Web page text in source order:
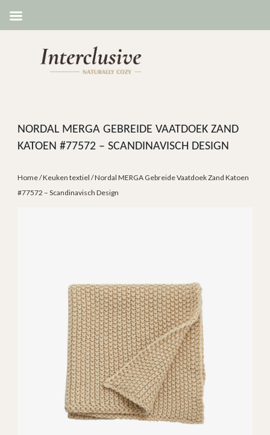
NORDAL MERGA GEBREIDE VAATDOEK ZAND
KATOEN #77572 – SCANDINAVISCH DESIGN
Home/Keuken textiel / Nordal MERGA Gebreide Vaatdoek Zand Katoen
#77572 – Scandinavisch Design